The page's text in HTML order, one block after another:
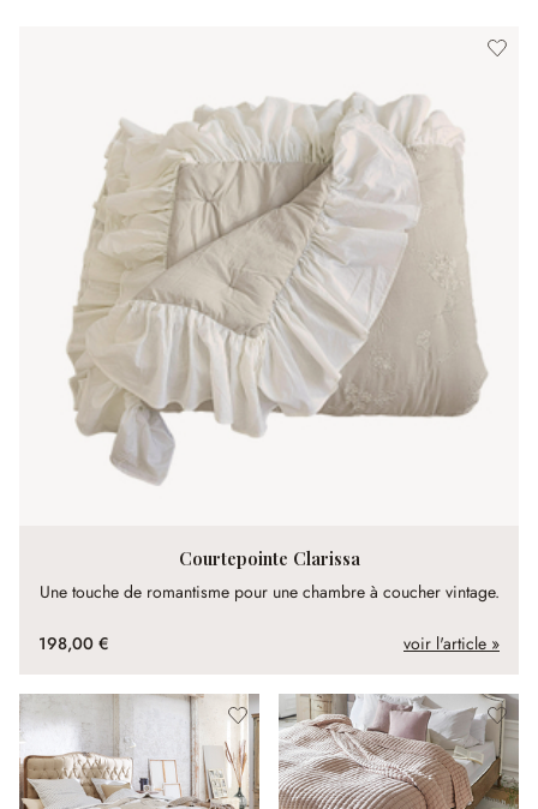
Courtepointe Clarissa
Une touche de romantisme pour une chambre à coucher vintage.
198,00 € voir l'article »